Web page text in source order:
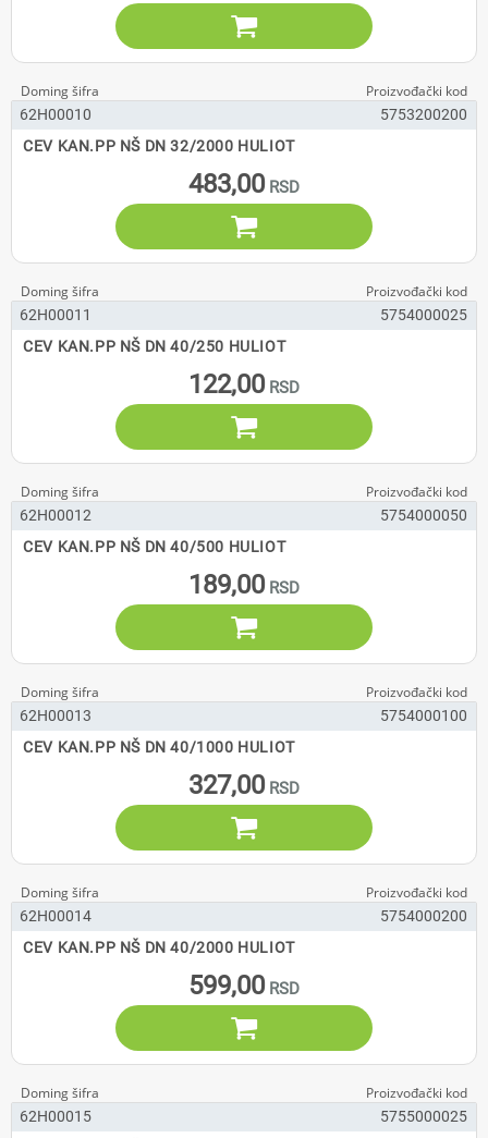

62H00010
5753200200
CEV KAN.PP NŠ DN 32/2000 HULIOT
483,00

62H00011
5754000025
CEV KAN.PP NŠ DN 40/250 HULIOT
122,00

62H00012
5754000050
CEV KAN.PP NŠ DN 40/500 HULIOT
189,00

62H00013
5754000100
CEV KAN.PP NŠ DN 40/1000 HULIOT
327,00

62H00014
5754000200
CEV KAN.PP NŠ DN 40/2000 HULIOT
599,00

62H00015
5755000025